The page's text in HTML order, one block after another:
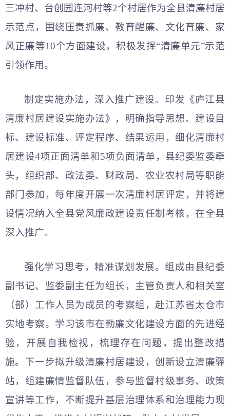
三冲村、台创园连河村等2个村居作为全县清廉村居
示范点，围绕压责抓廉、教育醒廉、文化育廉、家
风正廉等10个方面建设，积极发挥“清廉单元”示范
引领作用。
制定实施办法，深入推广建设。印发《庐江县
清廉村居建设实施办法》，明确指导思想、建设目
标、建设标准、评定程序、结果运用，细化清廉村
居建设4项正面清单和5项负面清单，县纪委监委牵
头，组织部、政法委、财政局、农业农村局等职能
部门参加，每年度开展一次清廉村居评定，并将建
设情况纳入全县党风廉政建设责任制考核，在全县
深入推广。
强化学习思考，精准谋划发展。组成由县纪委
副书记、监委副主任为组长，主管负责人和相关室
（部）工作人员为成员的考察组，赴江苏省太仓市
实地考察。学习该市在勤廉文化建设方面的先进经
验，开展自我检视，梳理存在问题，提出整改措
施。下一步拟升级清廉村居建设，创新设立清廉驿
站，组建廉情监督队伍，参与监督村级事务、政策
宣讲等工作，不断提升基层治理体系和治理能力现